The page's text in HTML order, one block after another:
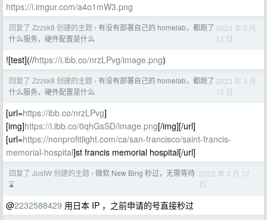
https://i.imgur.com/a4o1mW3.png
回复了 Zzzsk8 创建的主题 › 有没有部署自己的 homelab，都跑了
什么服务，硬件配置是什么
2023 年 3 月
12 日
![test](//https://i.ibb.co/nrzLPvg/image.png)
回复了 Zzzsk8 创建的主题 › 有没有部署自己的 homelab，都跑了
什么服务，硬件配置是什么
2023 年 3 月
12 日
[url=https://ibb.co/nrzLPvg]
[img]https://i.ibb.co/0qhGsSD/image.png[/img][/url]
[url=https://nonprofitlight.com/ca/san-francisco/saint-francis-
memorial-hospital]st francis memorial hospital[/url]
回复了 JustW 创建的主题 › 微软 New Bing 秒过，无需等待
⌛️
2023 年 3 月 12
日
@2232588429 用日本 IP ，之前申请的号直接秒过